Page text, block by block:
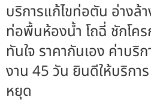
บริการแก้ไขท่อตัน อ่างล้
ท่อพื้นห้องน้ำ โถฉี่ ชักโค
ทันใจ ราคากันเอง ค่าบริ
งาน 45 วัน ยินดีให้บริกา
หยุด